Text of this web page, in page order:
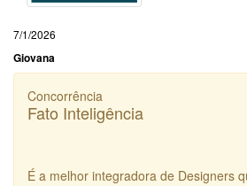
7/1/2026
Giovana
Concorrência
Fato Inteligência
É a melhor integradora de Designers